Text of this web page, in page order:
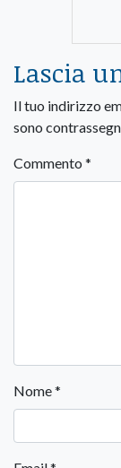
Lascia
Il tuo indirizzo
sono
Commento *
Nome*